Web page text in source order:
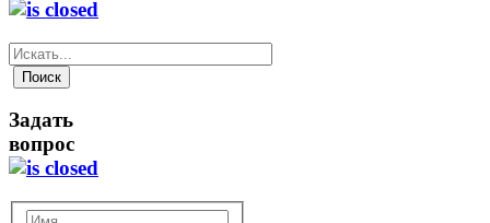
Задать
вопрос